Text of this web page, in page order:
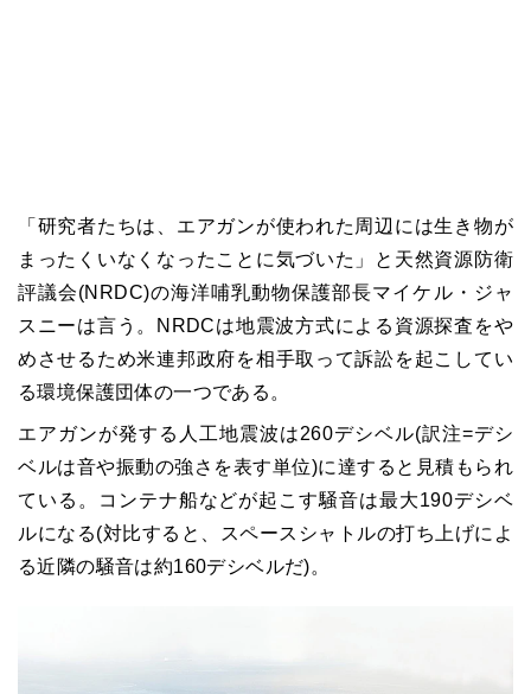
「研究者たちは、エアガンが使われた周辺には生き物が
まったくいなくなったことに気づいた」と天然資源防衛
評議会(NRDC)の海洋哺乳動物保護部長マイケル・ジャ
スニーは言う。NRDCは地震波方式による資源探査をや
めさせるため米連邦政府を相手取って訴訟を起こしてい
る環境保護団体の一つである。
エアガンが発する人工地震波は260デシベル(訳注=デシ
ベルは音や振動の強さを表す単位)に達すると見積もられ
ている。コンテナ船などが起こす騒音は最大190デシベ
ルになる(対比すると、スペースシャトルの打ち上げによ
る近隣の騒音は約160デシベルだ)。